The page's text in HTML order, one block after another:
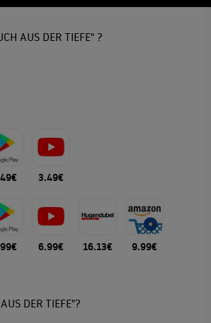
AUS DER TIEFE" ?
3.49€
6.99€ 16.13€ 9.99€
DER TIEFE"?